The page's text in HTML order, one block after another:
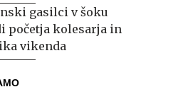
gasilci v šoku
početja kolesarja in
vikenda